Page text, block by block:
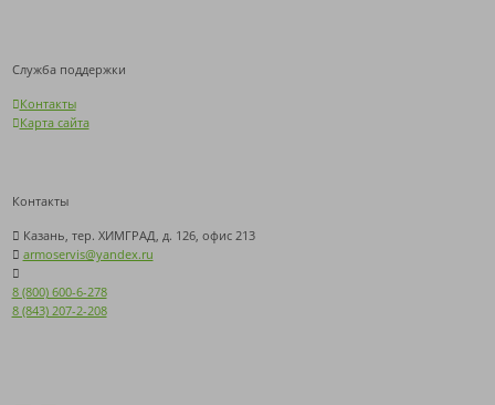
Служба поддержки
Контакты
Карта сайта
Контакты
Казань, тер. ХИМГРАД, д. 126, офис 213
armoservis@yandex.ru
8 (800) 600-6-278
8 (843) 207-2-208